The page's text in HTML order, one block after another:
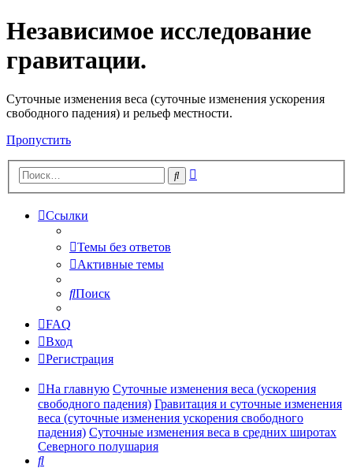
Независимое исследование
гравитации.
Cуточные изменения веса (суточные изменения ускорения
свободного падения) и рельеф местности.
Пропустить
Поиск
Ссылки
Темы без ответов
Активные темы
Поиск
FAQ
Вход
Регистрация
На главную Суточные изменения веса (ускорения
свободного падения) Гравитация и суточные изменения
веса (суточные изменения ускорения свободного
падения) Суточные изменения веса в средних широтах
Северного полушария
Поиск